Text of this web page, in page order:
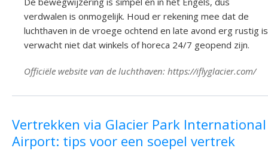
verdwalen is onmogelijk. Houd er rekening mee dat de
luchthaven in de vroege ochtend en late avond erg rustig
verwacht niet dat winkels of horeca 24/7 geopend zijn.
Officiële website van de luchthaven: https://iflyglacier.com/
Vertrekken via Glacier Park International
Airport: tips voor een soepel vertrek